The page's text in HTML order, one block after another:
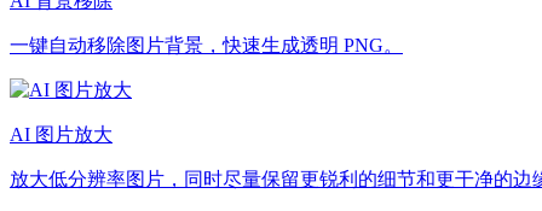
一键自动移除图片背景，快速生成透明 PNG。
AI 图片放大
放大低分辨率图片，同时尽量保留更锐利的细节和更干净的边